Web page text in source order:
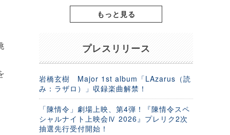
もっと見る
プレスリリース
岩橋玄樹 Major 1st album「LAzarus（読
み：ラザロ）」収録楽曲解禁！
「陳情令」劇場上映、第4弾！『陳情令スペ
シャルナイト上映会Ⅳ 2026』プレリク2次
抽選先行受付開始！